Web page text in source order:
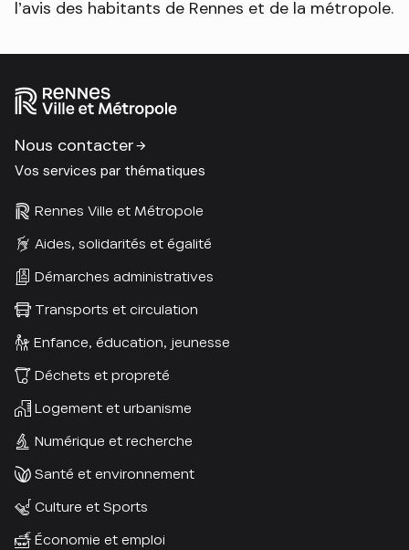
l’avis des habitants de Rennes et de la métropole.
Nous contacter
Vos services par thématiques
Rennes Ville et Métropole
Aides, solidarités et égalité
Démarches administratives
Transports et circulation
Enfance, éducation, jeunesse
Déchets et propreté
Logement et urbanisme
Numérique et recherche
Santé et environnement
Culture et Sports
Économie et emploi